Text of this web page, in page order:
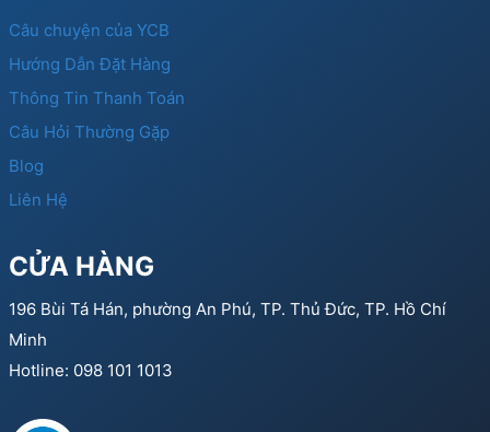
Câu chuyện của YCB
Hướng Dẫn Đặt Hàng
Thông Tin Thanh Toán
Câu Hỏi Thường Gặp
Blog
Liên Hệ
CỬA HÀNG
196 Bùi Tá Hán, phường An Phú, TP. Thủ Đức, TP. Hồ Chí
Minh
Hotline: 098 101 1013